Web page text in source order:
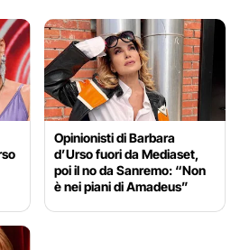
Opinionisti di Barbara
d’Urso fuori da Mediaset,
poi il no da Sanremo: “Non
è nei piani di Amadeus”